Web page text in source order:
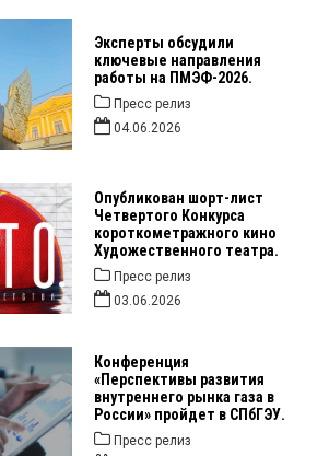
Эксперты обсудили
ключевые направления
работы на ПМЭФ-2026.
Пресс релиз
04.06.2026
Опубликован шорт-лист
Четвертого Конкурса
короткометражного кино
Художественного театра.
Пресс релиз
03.06.2026
Конференция
«Перспективы развития
внутреннего рынка газа в
России» пройдет в СПбГЭУ.
Пресс релиз